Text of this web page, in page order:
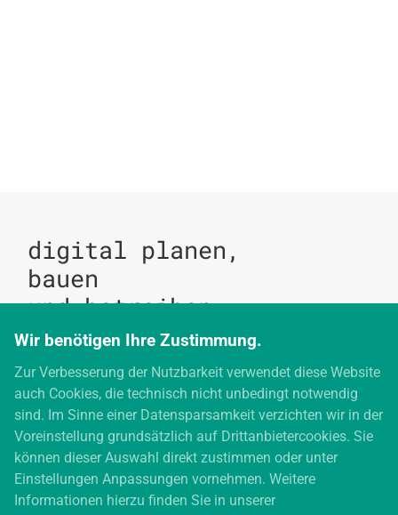
digital planen,
bauen
und betreiben
digitales bauen
Augartenstraße 1
76137 Karlsruhe
+49 721 266756 10
info@digitales-bauen.de
Wir benötigen Ihre Zustimmung.
Zur Verbesserung der Nutzbarkeit verwendet diese Website
auch Cookies, die technisch nicht unbedingt notwendig
sind. Im Sinne einer Datensparsamkeit verzichten wir in der
Voreinstellung grundsätzlich auf Drittanbietercookies. Sie
können dieser Auswahl direkt zustimmen oder unter
Einstellungen Anpassungen vornehmen. Weitere
Informationen hierzu finden Sie in unserer